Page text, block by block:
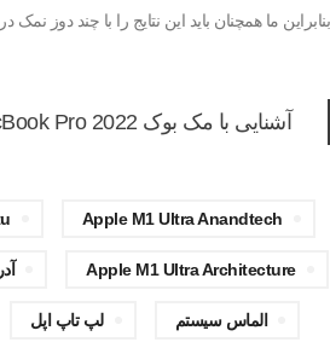
بنابراین ما همچنان باید این نتایج را با چند دوز نمک
آشنایی با مک بوک MacBook Pro 2022
Apple M1 Ultra Anandtech
Apple M1 Ultra Architecture
الماس سیستم لپ تاپ اپل